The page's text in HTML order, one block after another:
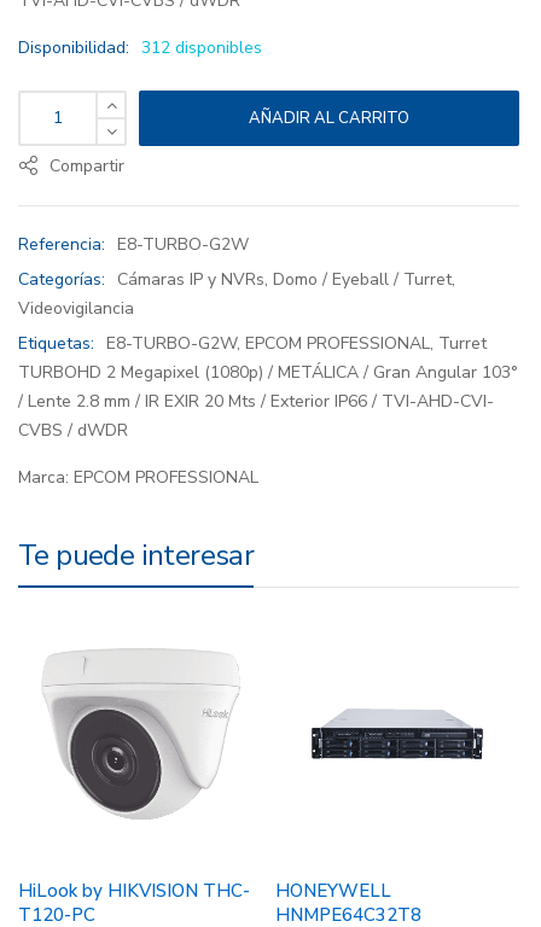
Disponibilidad: 312 disponibles
AÑADIR AL CARRITO
Compartir
Referencia: E8-TURBO-G2W
Categorías:
Cámaras IP y NVRs, Domo / Eyeball / Turret,
Videovigilancia
Etiquetas: E8-TURBO-G2W, EPCOM PROFESSIONAL, Turret
TURBOHD 2 Megapixel (1080p) / METÁLICA / Gran Angular 103°
/ Lente 2.8 mm / IR EXIR 20 Mts / Exterior IP66 / TVI-AHD-CVI-
CVBS / dWDR
Marca: EPCOM PROFESSIONAL
Te puede interesar
HiLook by HIKVISION THC-
T120-PC
HONEYWELL
HNMPE64C32T8